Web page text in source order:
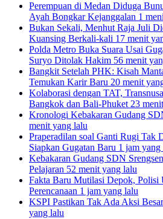
Perempuan di Medan Diduga
Ayah Bongkar Kejanggalan 1
Bukan Sekali, Menhut Raja Juli
Kuansing Berkali-kali 17 menit
Polda Metro Buka Suara Usai
Suryo Ditolak Hakim 56 menit
Bangkit Setelah PHK: Kisah
Temukan Karir Baru 20 menit
Kolaborasi dengan TAT,
Bangkok dan Bali-Phuket23
Kronologi Kebakaran Gudang
menit yang lalu
Praperadilan soal Ganti Rugi Tak
Siapkan Gugatan Baru 1 jam yang
Kebakaran Gudang SDN
Pelajaran 52 menit yang lalu
Fakta Baru Mutilasi Depok, Polisi
Perencanaan 1 jam yang lalu
KSPI Pastikan Tak Ada Aksi
yang lalu